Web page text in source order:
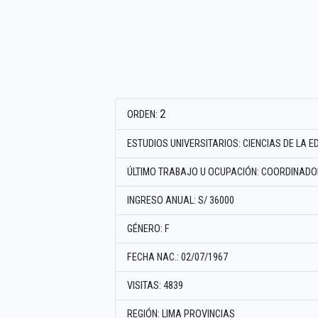
ORDEN: 2
ESTUDIOS UNIVERSITARIOS: CIENCIAS DE LA
ÚLTIMO TRABAJO U OCUPACIÓN:
INGRESO ANUAL: S/ 36000
GÉNERO: F
FECHA NAC.: 02/07/1967
VISITAS: 4839
REGIÓN: LIMA PROVINCIAS